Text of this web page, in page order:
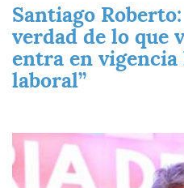
Santiago
verdad de lo que
entra en
laboral”
Imagen